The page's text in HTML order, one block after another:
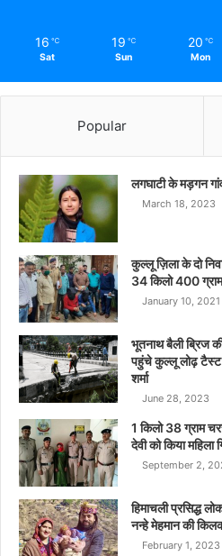
16 ℃
Sat
19 ℃
Sun
20 ℃
Mon
Popular
लगघाटी के मड़गन
March 18, 2023
कुल्लू ज़िला के दो
34 किलो 400
January 10, 2021
भूतनाथ बैली ब्रिज
पहुंचे कुल्लू लोढ़ टैस्ट
शर्मा
June 28, 2023
1 किलो 38 ग्राम
देवी को किया महिला
September 2,
हिमाचली प्रसिद्ध
नन्हे मेहमान की
February 1, 2023